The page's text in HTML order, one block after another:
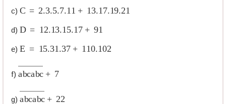
c) C 2.3 .5 .7 .11 + 13.17.19.21
d) D 12.13.15 .17+ 91
e) E 15.31.37+ 110.102
f) abcab ―+
g) abcab ―+22